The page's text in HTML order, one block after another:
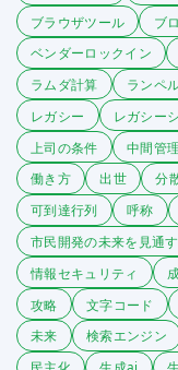
ブラウザツール
ブ
ベンダーロックイン
ラムダ計算
ランペ
レガシー
レガシー
上司の条件
中間管
働き方
出世 分
可到達行列
呼称
市民開発の未来を見通
情報セキュリティ
攻略
文字コード
未来
検索エンジン